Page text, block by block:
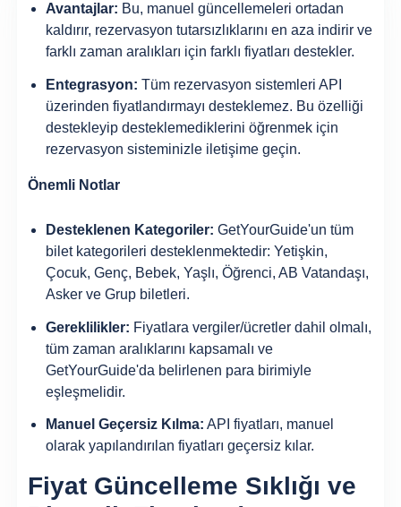
Avantajlar: Bu, manuel güncellemeleri ortadan
kaldırır, rezervasyon tutarsızlıklarını en aza indirir ve
farklı zaman aralıkları için farklı fiyatları destekler.
Entegrasyon: Tüm rezervasyon sistemleri API
üzerinden fiyatlandırmayı desteklemez. Bu özelliği
destekleyip desteklemediklerini öğrenmek için
rezervasyon sisteminizle iletişime geçin.
Önemli Notlar
Desteklenen Kategoriler: GetYourGuide'un tüm
bilet kategorileri desteklenmektedir: Yetişkin,
Çocuk, Genç, Bebek, Yaşlı, Öğrenci, AB Vatandaşı,
Asker ve Grup biletleri.
Gereklilikler: Fiyatlara vergiler/ücretler dahil olmalı,
tüm zaman aralıklarını kapsamalı ve
GetYourGuide'da belirlenen para birimiyle
eşleşmelidir.
Manuel Geçersiz Kılma: API fiyatları, manuel
olarak yapılandırılan fiyatları geçersiz kılar.
Fiyat Güncelleme Sıklığı ve